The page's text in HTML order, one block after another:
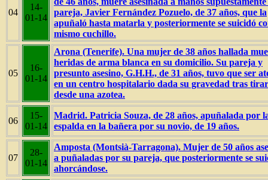
04
14-
01-14
pareja, Javier Fernández Pozuelo, de 37 años, que la
apuñaló hasta matarla y posteriormente se suicidó
mismo cuchillo.
05
16-
01-14
Arona (Tenerife). Una mujer de 38 años hallada
heridas de arma blanca en su domicilio. Su pareja y
presunto asesino, G.H.H., de 31 años, tuvo que ser
en un centro hospitalario dada su gravedad tras
desde una azotea.
06
15-
01-14
Madrid. Patricia Souza, de 28 años, apuñalada por
espalda en la bañera por su novio, de 19 años.
07
28-
01-14
Amposta (Montsià-Tarragona). Mujer de 50 años
a puñaladas por su pareja, que posteriormente se
ahorcándose.